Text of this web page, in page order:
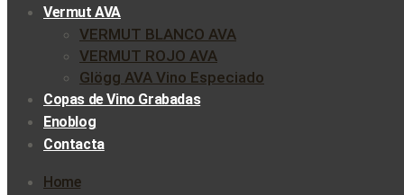
Vermut AVA
VERMUT BLANCO AVA
VERMUT ROJO AVA
Glögg AVA Vino Especiado
Copas de Vino Grabadas
Enoblog
Contacta
Home